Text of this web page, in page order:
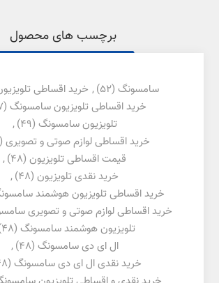
برچسب های محصول
سامسونگ (52)
, خرید اقساطی
خرید اقساطی تلویزیون سامسونگ (37)
تلویزیون سامسونگ (49)
,
خرید اقساطی لوازم صوتی و تصویری (48)
قیمت اقساطی تلویزیون (48)
,
خرید نقدی تلویزیون (48)
,
خرید اقساطی تلویزیون هوشمند
خرید اقساطی لوازم صوتی و تصویری
تلویزیون هوشمند سامسونگ (48)
ال ای دی سامسونگ (48)
,
خرید نقدی ال ای دی سامسونگ (48)